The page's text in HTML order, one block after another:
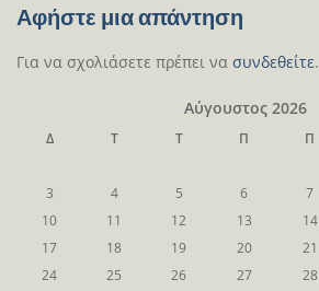
Αφήστε μια απάντηση
Για να σχολιάσετε πρέπει να συνδεθείτε.
Αύγουστος 2026
Δ Τ Τ Π Π
3
4 5 6 7
10
11 12 13 14
17
18 19 20 21
24
25 26 27 28